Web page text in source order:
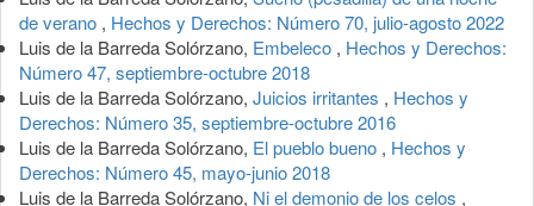
de verano , Hechos y Derechos: Número 70, julio-agosto 2022
Luis de la Barreda Solórzano, Embeleco , Hechos y Derechos:
Número 47, septiembre-octubre 2018
Luis de la Barreda Solórzano, Juicios irritantes , Hechos y
Derechos: Número 35, septiembre-octubre 2016
Luis de la Barreda Solórzano, El pueblo bueno , Hechos y
Derechos: Número 45, mayo-junio 2018
Luis de la Barreda Solórzano, Ni el demonio de los celos ,